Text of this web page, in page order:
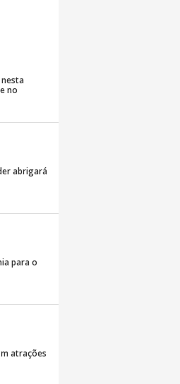
no
abrigará
para o
atrações